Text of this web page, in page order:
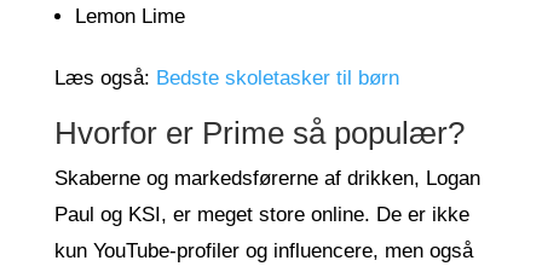
Lemon Lime
Læs også: Bedste skoletasker til børn
Hvorfor er Prime så populær?
Skaberne og markedsførerne af drikken, Logan
Paul og KSI, er meget store online. De er ikke
kun YouTube-profiler og influencere, men også